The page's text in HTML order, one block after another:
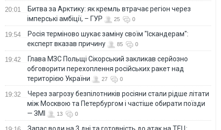
20:01
Битва за Арктику: як кремль втрачає регіон через
імперські амбіції, – ГУР
25 0
19:54
Росія терміново шукає заміну своїм "Іскандерам":
експерт вказав причину
85 0
19:42
Глава МЗС Польщі Сікорський закликав серйозно
обговорити перехоплення російських ракет над
територією України
27 0
19:32
Через загрозу безпілотників росіяни стали рідше літати
між Москвою та Петербургом і частіше обирати поїзди
— ЗМІ
13 0